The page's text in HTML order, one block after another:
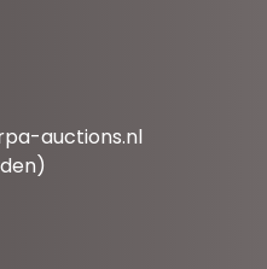
auctions.nl